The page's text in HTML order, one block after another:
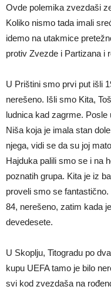
Ovde polemika zvezdaši
Koliko nismo tada imali
idemo na utakmice
protiv Zvezde i Partizana i
U Prištini smo prvi put išli
nerešeno. Išli smo Kita,
ludnica kad zagrme.
Niša koja je imala stan
njega, vidi se da su joj
Hajduka palili smo se i na
poznatih grupa. Kita je iz
proveli smo se
84, nerešeno, zatim kada
devedesete.
U Skoplju, Titogradu po
kupu UEFA tamo je bilo
svi kod zvezdaša na